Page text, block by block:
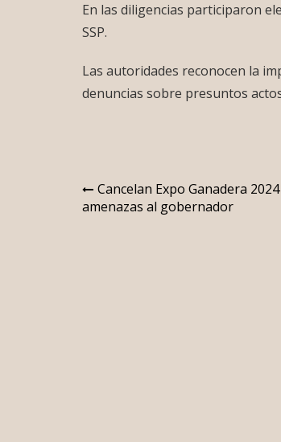
En las diligencias participaron
SSP.
Las autoridades reconocen la
denuncias sobre presuntos
Navegación
de
Cancelan Expo Ganadera
amenazas al gobernador